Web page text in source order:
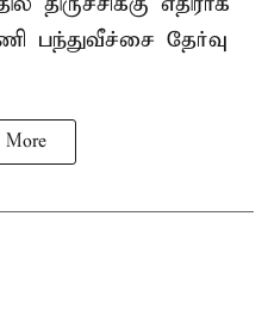
பந்துவீச்சை தேர்வு
More